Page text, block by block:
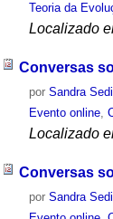
Teoria da
Localizado
Conversas
porSandra
Evento online ,
Localizado
Conversas
porSandra